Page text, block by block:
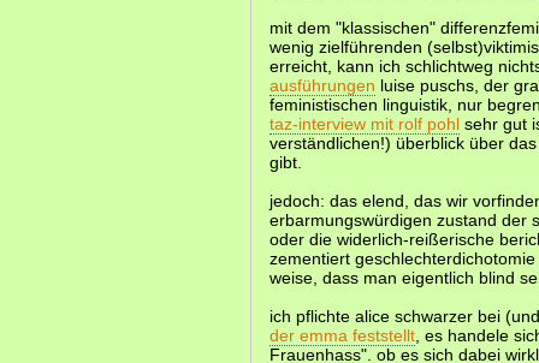
mit dem "klassischen"
wenig zielführenden
erreicht, kann ich schlichtweg
ausführungen luise puschs, der
feministischen linguistik, nur
taz-interview mit rolf pohl sehr gut
verständlichen!) überblick über
gibt.
jedoch: das elend, das wir
erbarmungswürdigen zustand der
oder die widerlich-reißerische
zementiert
weise, dass man eigentlich blind
ich pflichte alice schwarzer bei
der emma feststellt , es handele
Frauenhass". ob es sich dabei